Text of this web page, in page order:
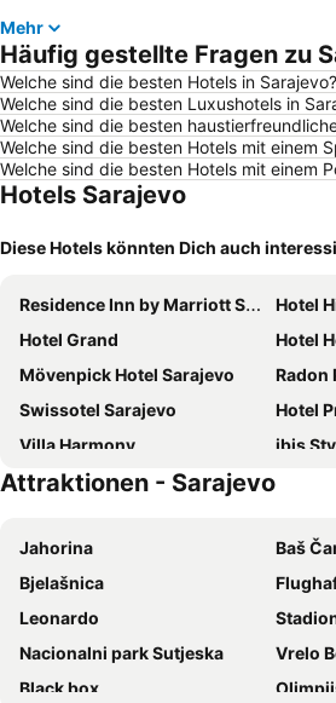
Mehr
Häufig gestellte Fragen zu
Welche sind die besten Hotels in Sarajevo?
Welche sind die besten Luxushotels in
Welche sind die besten
Welche sind die besten Hotels mit einem
Welche sind die besten Hotels mit einem
Hotels Sarajevo
Diese Hotels könnten Dich auch
Residence Inn by Marriott Sarajevo
Hotel Hills
Hotel Grand
Hotel
Mövenpick Hotel Sarajevo
Radon
Swissotel Sarajevo
Hotel
Villa Harmony
ibis
Courtyard by Marriott Sarajevo
Spa Hotel Terme
ibis
Bosmal Arjaan by Rotana
Hotel
Hotel Central
Hotel
Pino Nature Hotel, BW Premier Collection
Malak
Tarcin Forest Resort & Spa Sarajevo - MGallery Collection
Hotel
Attraktionen - Sarajevo
Jahorina
Baš
Bjelašnica
Leonardo
Nacionalni park Sutjeska
Vrelo
Black box